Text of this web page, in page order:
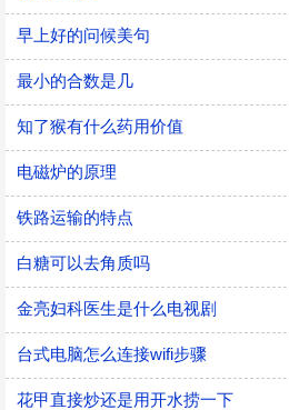
早上好的问候美句
最小的合数是几
知了猴有什么药用价值
电磁炉的原理
铁路运输的特点
白糖可以去角质吗
金亮妇科医生是什么电视剧
台式电脑怎么连接wifi步骤
花甲直接炒还是用开水捞一下